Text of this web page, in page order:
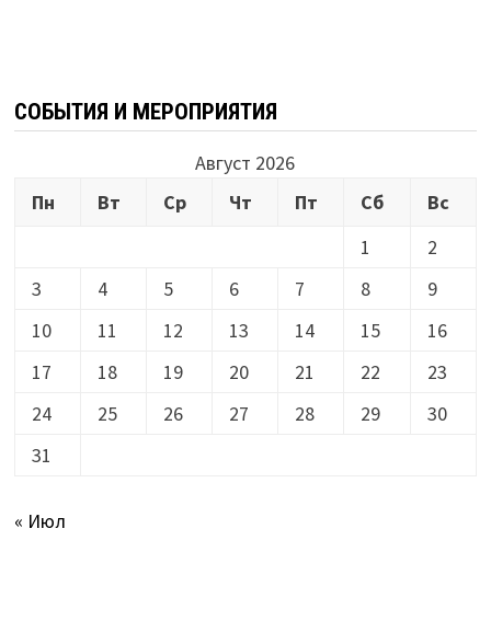
СОБЫТИЯ И МЕРОПРИЯТИЯ
Август 2026
Пн
Вт Ср Чт Пт Сб
Вс
1
2
3
4 5 6 7 8
9
10
11 12 13 14 15
16
17
18 19 20 21 22
23
24
25 26 27 28 29
30
31
« Июл